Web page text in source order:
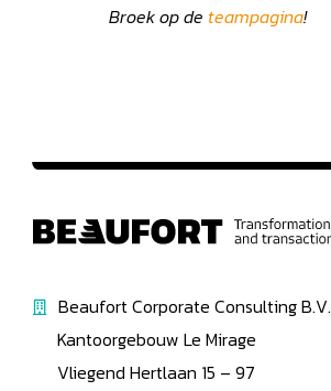
Broek op de teampagina!
Beaufort Corporate Consulting B.V.
Kantoorgebouw Le Mirage
Vliegend Hertlaan 15 – 97